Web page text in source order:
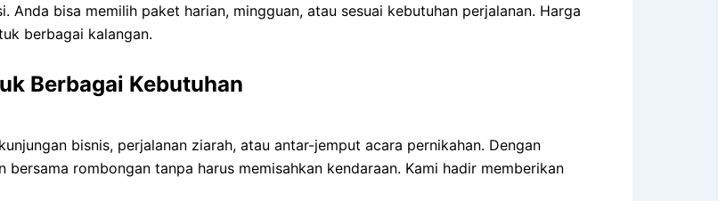
Anda bisa memilih paket harian, mingguan, atau sesuai kebutuhan perjalanan. Harga
berbagai kalangan.
Berbagai Kebutuhan
bisnis, perjalanan ziarah, atau antar-jemput acara pernikahan. Dengan
rombongan tanpa harus memisahkan kendaraan. Kami hadir memberikan